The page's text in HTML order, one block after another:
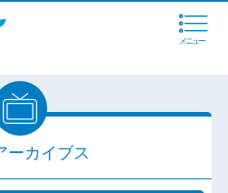
メニュー
ーカイブス